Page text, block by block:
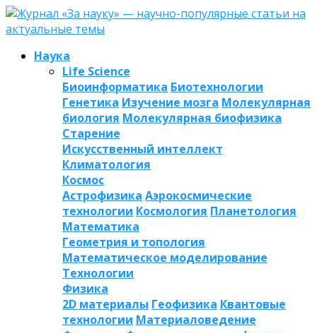
Наука
Life Science
Биоинформатика Биотехнологии
Генетика Изучение мозга Молекулярная
биология Молекулярная биофизика
Старение
Искусственный интеллект
Климатология
Космос
Астрофизика Аэрокосмические
технологии Космология Планетология
Математика
Геометрия и топология
Математическое моделирование
Технологии
Физика
2D материалы Геофизика Квантовые
технологии Материаловедение